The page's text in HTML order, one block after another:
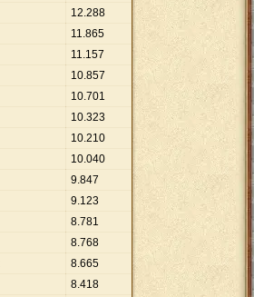
12.288
11.865
11.157
10.857
10.701
10.323
10.210
10.040
9.847
9.123
8.781
8.768
8.665
8.418